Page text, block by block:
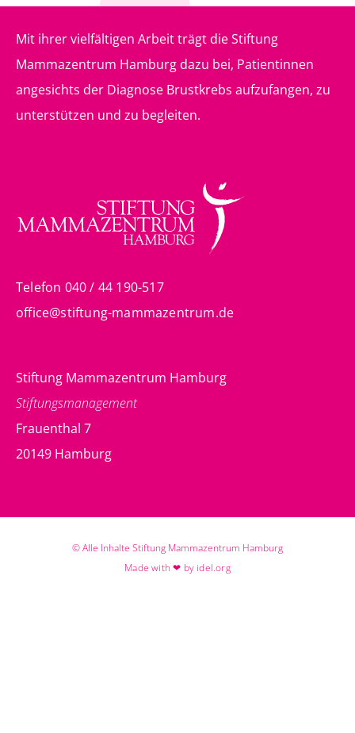
Mit ihrer vielfältigen Arbeit trägt die Stiftung
Mammazentrum Hamburg dazu bei, Patientinnen
angesichts der Diagnose Brustkrebs aufzufangen, zu
unterstützen und zu begleiten.
Telefon 040 / 44 190-517
office@stiftung-mammazentrum.de
Stiftung Mammazentrum Hamburg
Stiftungsmanagement
Frauenthal 7
20149 Hamburg
© Alle Inhalte Stiftung Mammazentrum Hamburg
Made with ❤ by idel.org